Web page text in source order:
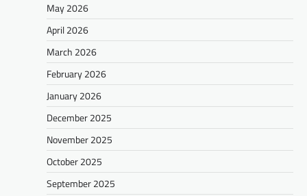
May 2026
April 2026
March 2026
February 2026
January 2026
December 2025
November 2025
October 2025
September 2025